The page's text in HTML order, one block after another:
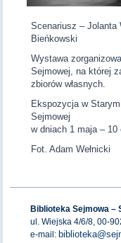
Scenariusz – Jolanta
Bieńkowski
Wystawa
Sejmowej, na której
zbiorów własnych.
Ekspozycja w
Sejmowej
w dniach 1 maja – 10
Fot. Adam Wełnicki
Biblioteka Sejmowa –
ul. Wiejska 4/6/8, 00-
e-mail: